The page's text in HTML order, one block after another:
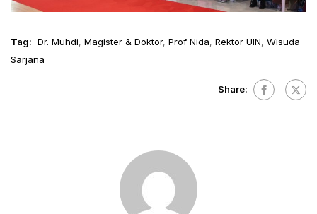
Tag: Dr. Muhdi, Magister & Doktor, Prof Nida, Rektor UIN, Wisuda
Sarjana
Share: